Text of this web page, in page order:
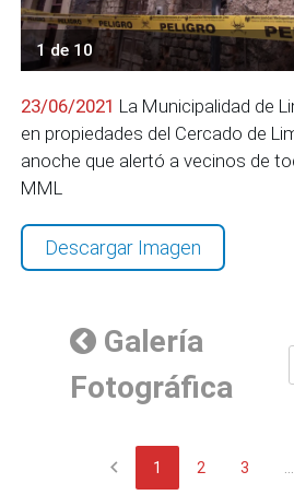
1 de 10
23/06/2021 La Municipalidad de
en propiedades del Cercado de
anoche que alertó a vecinos de
MML
Descargar Imagen
Galería
Fotográfica
chevron_left 1 2 3